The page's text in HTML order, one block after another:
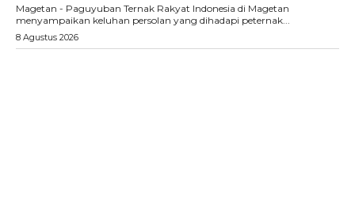
Magetan - Paguyuban Ternak Rakyat Indonesia di Magetan
menyampaikan keluhan persolan yang dihadapi peternak...
8 Agustus 2026